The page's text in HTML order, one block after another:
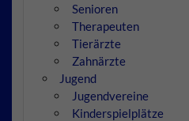
Senioren
Therapeuten
Tierärzte
Zahnärzte
Jugend
Jugendvereine
Kinderspielplätze